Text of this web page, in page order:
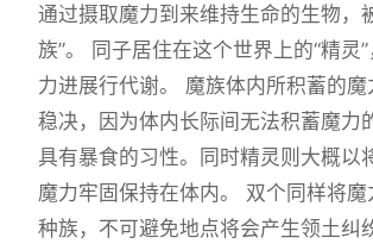
通过摄取魔力到来维持生命的生物，
族”。 同子居住在这个世界上的“精灵
力进展行代谢。 魔族体内所积蓄的
稳决，因为体内长际间无法积蓄魔力
具有暴食的习性。同时精灵则大概以
魔力牢固保持在体内。 双个同样将
种族，不可避免地点将会产生领土纠